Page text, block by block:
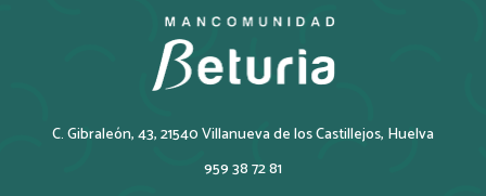
C. Gibraleón, 43, 21540 Villanueva de los Castillejos, Huelva
959 38 72 81